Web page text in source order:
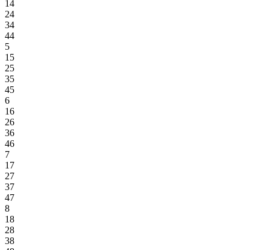
14
24
34
44
5
15
25
35
45
6
16
26
36
46
7
17
27
37
47
8
18
28
38